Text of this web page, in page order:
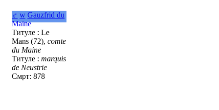
♂ w Gauzfrid du
Maine
Титуле : Le
Mans (72), comte
du Maine
Титуле : marquis
de Neustrie
Смрт: 878